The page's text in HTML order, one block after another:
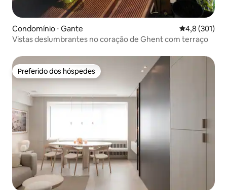
Condomínio ⋅ Gante 4,8 de uma
4,8 (301)
Vistas deslumbrantes no coração de Ghent com terraço
Preferido dos hóspedes
Preferido dos hóspedes